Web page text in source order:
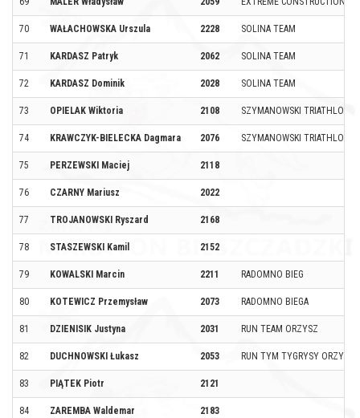
70 WAŁACHOWSKA Urszula 2228 SOLINA TEAM
71 KARDASZ Patryk 2062 SOLINA TEAM
72 KARDASZ Dominik 2028 SOLINA TEAM
73 OPIELAK Wiktoria 2108 SZYMANOWSKI TRIATHLON
74 KRAWCZYK-BIELECKA Dagmara 2076 SZYMANOWSKI TRIATHLON
75 PERZEWSKI Maciej 2118
76 CZARNY Mariusz 2022
77 TROJANOWSKI Ryszard 2168
78 STASZEWSKI Kamil 2152
79 KOWALSKI Marcin 2211 RADOMNO BIEG
80 KOTEWICZ Przemysław 2073 RADOMNO BIEGA
81 DZIENISIK Justyna 2031 RUN TEAM ORZYSZ
82 DUCHNOWSKI Łukasz 2053 RUN TYM TYGRYSY ORZYSZ
83 PIĄTEK Piotr 2121
84 ZAREMBA Waldemar 2183